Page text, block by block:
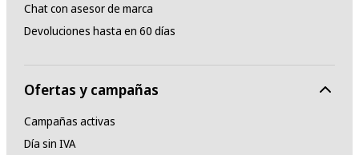
Chat con asesor de marca
Devoluciones hasta en 60 días
Ofertas y campañas
Campañas activas
Día sin IVA